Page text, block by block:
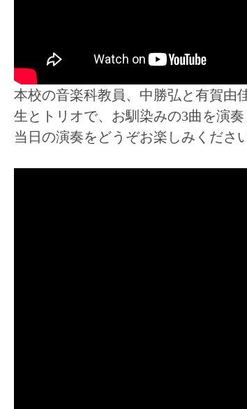
本校の音楽科教員、中勝弘と有賀由
生とトリオで、お馴染みの3曲を演奏
当日の演奏をどうぞお楽しみくださ